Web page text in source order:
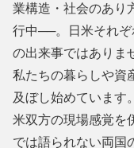
業構造・社会のあり
行中──。日米それぞ
の出来事ではありま
私たちの暮らしや資
及ぼし始めています
米双方の現場感覚を
では語られない両国